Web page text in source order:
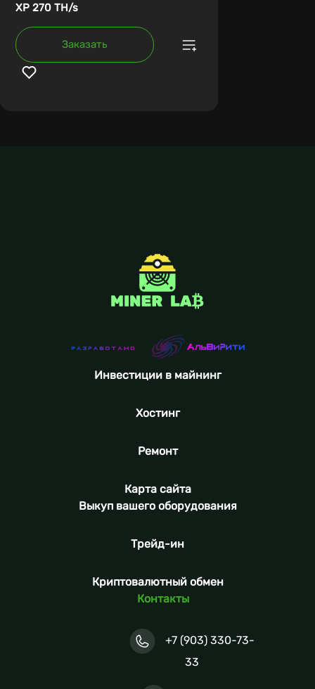
XP 270 TH/s
Заказать
Инвестиции в майнинг
Хостинг
Ремонт
Карта сайта
Выкуп вашего оборудования
Трейд-ин
Криптовалютный обмен
Контакты
+7 (903) 330-73-
33